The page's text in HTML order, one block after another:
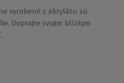
vyrobené z akrylátu sú
Doprajte svojim blízkym